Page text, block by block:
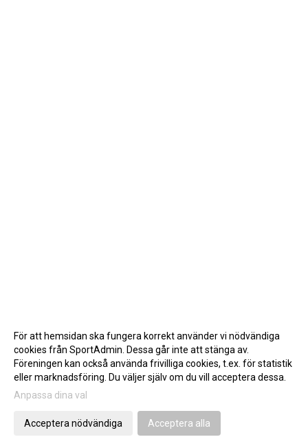
Gå till Webbversion
För att hemsidan ska fungera korrekt använder vi nödvändiga
cookies från SportAdmin. Dessa går inte att stänga av.
Föreningen kan också använda frivilliga cookies, t.ex. för statistik
eller marknadsföring. Du väljer själv om du vill acceptera dessa.
Anpassa dina val
Acceptera nödvändiga Acceptera alla